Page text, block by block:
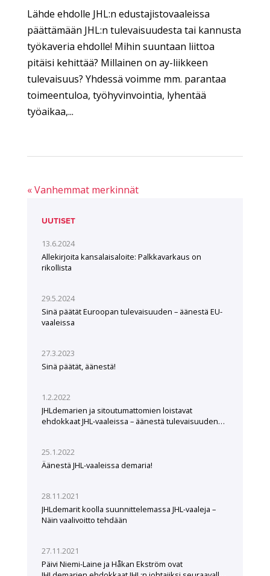
Lähde ehdolle JHL:n edustajistovaaleissa
päättämään JHL:n tulevaisuudesta tai kannusta
työkaveria ehdolle! Mihin suuntaan liittoa
pitäisi kehittää? Millainen on ay-liikkeen
tulevaisuus? Yhdessä voimme mm. parantaa
toimeentuloa, työhyvinvointia, lyhentää
työaikaa,...
« Vanhemmat merkinnät
UUTISET
13.6.2024
Allekirjoita kansalaisaloite: Palkkavarkaus on
rikollista
29.5.2024
Sinä päätät Euroopan tulevaisuuden – äänestä EU-
vaaleissa
27.3.2023
Sinä päätät, äänestä!
1.2.2022
JHLdemarien ja sitoutumattomien loistavat
ehdokkaat JHL-vaaleissa – äänestä tulevaisuuden
25.1.2022
Äänestä JHL-vaaleissa demaria!
28.11.2021
JHLdemarit koolla suunnittelemassa JHL-vaaleja –
Näin vaalivoitto tehdään
27.11.2021
Päivi Niemi-Laine ja Håkan Ekström ovat